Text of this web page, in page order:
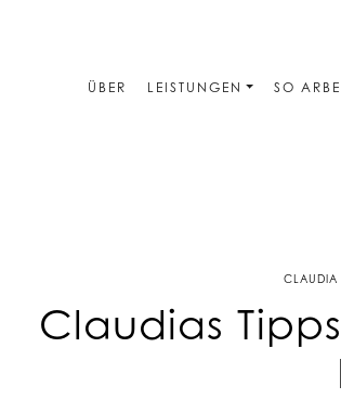
ÜBER LEISTUNGEN SO
CLAUDIA
Claudias